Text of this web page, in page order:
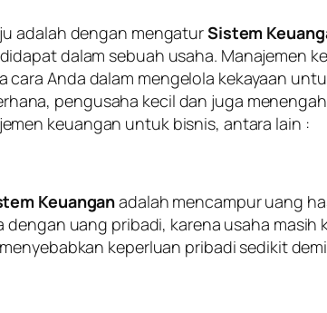
adalah dengan mengaturSistem
dalam sebuah usaha. Manajemen
Anda dalam mengelola kekayaan
pengusaha kecil dan juga
keuangan untuk bisnis, antara lain :
Keuanganadalah mencampur uang
uang pribadi, karena usaha masih
keperluan pribadi sedikit